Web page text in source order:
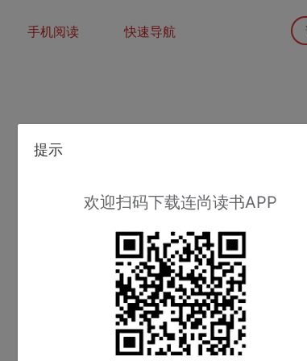
手机阅读 快速导航
提示
欢迎扫码下载连尚读书APP